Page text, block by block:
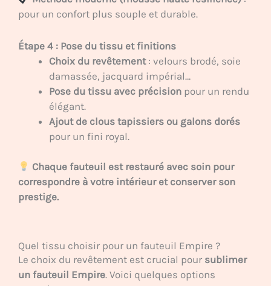
pour un confort plus souple et durable.
Étape 4 : Pose du tissu et finitions
Choix du revêtement: velours brodé, soie
damassée, jacquard impérial…
Pose du tissu avec précision pour un rendu
élégant.
Ajout de clous tapissiers ou galons dorés
pour un fini royal.
Chaque fauteuil est restauré avec soin pour
correspondre à votre intérieur et conserver son
prestige.
Quel tissu choisir pour un fauteuil Empire ?
Le choix du revêtement est crucial pour sublimer
un fauteuil Empire. Voici quelques options